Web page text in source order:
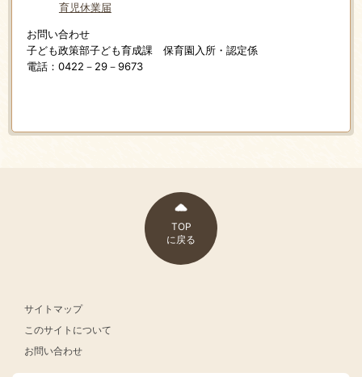
育児休業届
お問い合わせ
子ども政策部子ども育成課 保育園入所・認定係
電話：0422－29－9673
TOP
に戻る
サイトマップ
このサイトについて
お問い合わせ